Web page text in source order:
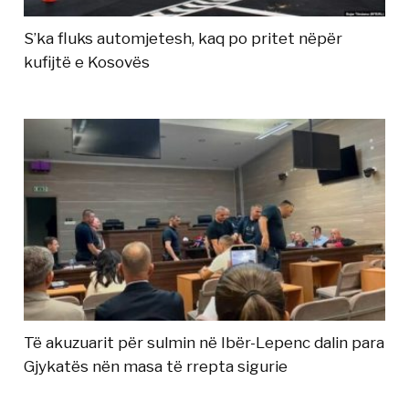
S’ka fluks automjetesh, kaq po pritet nëpër
kufijtë e Kosovës
Të akuzuarit për sulmin në Ibër-Lepenc dalin para
Gjykatës nën masa të rrepta sigurie